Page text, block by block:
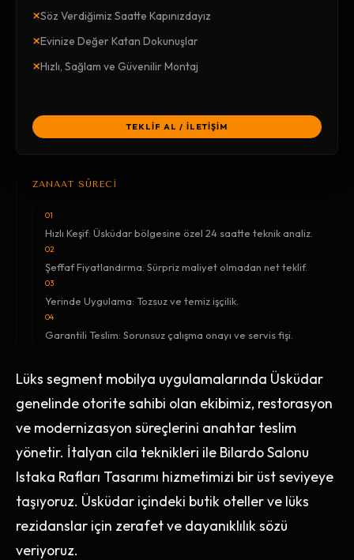
×Söz Verdiğimiz Saatte Kapınızdayız
×Evinize Değer Katan Dokunuşlar
×Hızlı, Sağlam ve Güvenilir Montaj
TEKLİF AL / İLETİŞİM
ZANAAT SÜRECİ
01
Hızlı Keşif: Üsküdar bölgesine özel 24 saatte teknik analiz.
02
Şeffaf Fiyatlandırma: Sürpriz maliyet olmadan net teklif.
03
Yerinde Uygulama: Tozsuz ve temiz işçilik.
04
Garantili Teslim: Sorunsuz çalışma onayı ve servis fişi.
Lüks segment mobilya uygulamalarında Üsküdar
genelinde otorite sahibi olan ekibimiz, restorasyon
ve modernizasyon süreçlerini anahtar teslim
yönetir. İtalyan cila teknikleri ile Bilardo Salonu
Istaka Rafları Tasarımı hizmetimizi bir üst seviyeye
taşıyoruz. Üsküdar içindeki butik oteller ve lüks
rezidanslar için zerafet ve dayanıklılık sözü
veriyoruz.